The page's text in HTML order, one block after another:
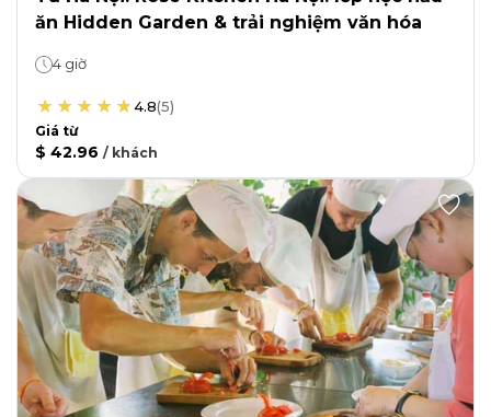
ăn Hidden Garden & trải nghiệm văn hóa
4 giờ
4.8(5)
Giá từ
$ 42.96 / khách